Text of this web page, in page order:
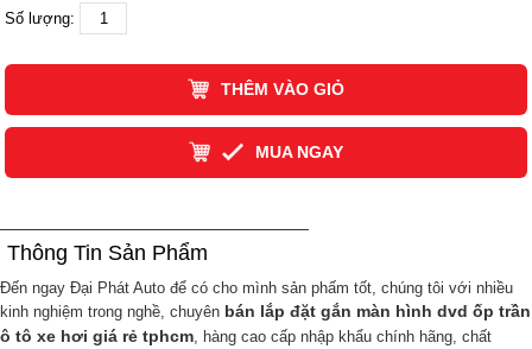
Số lượng:
THÊM VÀO GIỎ
MUA NGAY
Thông Tin Sản Phẩm
Đến ngay Đại Phát Auto để có cho mình sản phấm tốt, chúng tôi với nhiều
kinh nghiệm trong nghề, chuyên bán lắp đặt gắn màn hình dvd ốp trần
ô tô xe hơi giá rẻ tphcm , hàng cao cấp nhập khẩu chính hãng, chất